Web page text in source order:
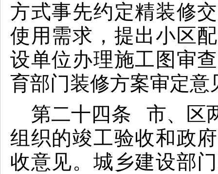
方式事先约定精装修
使用需求，提出小区
设单位办理施工图审
育部门装修方案审定意
第二十四条 市、
区
组织的竣工验收和政
收意见。 城乡建设部